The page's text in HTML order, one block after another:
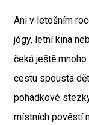
Ani v letošním
jógy, letní kina
čeká ještě
cestu spousta
pohádkové
místních pověstí